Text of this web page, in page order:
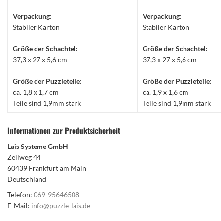
Verpackung:
Stabiler Karton
Größe der Schachtel:
37,3 x 27 x 5,6 cm
Größe der Puzzleteile:
ca. 1,8 x 1,7 cm
Teile sind 1,9mm stark
Verpackung:
Stabiler Karton
Größe der Schachtel:
37,3 x 27 x 5,6 cm
Größe der Puzzleteile:
ca. 1,9 x 1,6 cm
Teile sind 1,9mm stark
Informationen zur Produktsicherheit
Lais Systeme GmbH
Zeilweg 44
60439 Frankfurt am Main
Deutschland
Telefon: 069-95646508
E-Mail: info@puzzle-lais.de